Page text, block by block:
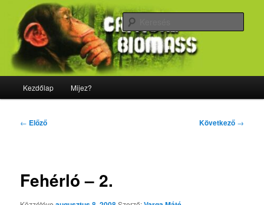
elsődleges
tartalomraCriticalBiomass
Majdnem minden, ami biológia
Kezdőlap Mijez?
Bejegyzés
← Előző Következő →
Fehérló – 2.